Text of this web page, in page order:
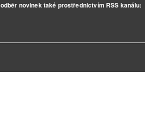
novinek také prostřednictvím RSS kanálu: